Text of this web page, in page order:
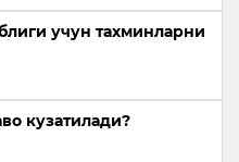
учун тахминларни
кузатилади?